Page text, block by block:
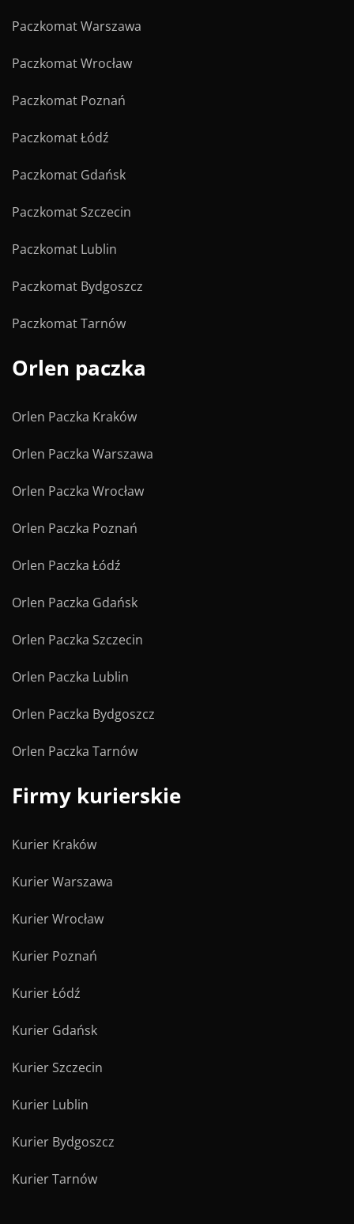
Paczkomat Warszawa
Paczkomat Wrocław
Paczkomat Poznań
Paczkomat Łódź
Paczkomat Gdańsk
Paczkomat Szczecin
Paczkomat Lublin
Paczkomat Bydgoszcz
Paczkomat Tarnów
Orlen paczka
Orlen Paczka Kraków
Orlen Paczka Warszawa
Orlen Paczka Wrocław
Orlen Paczka Poznań
Orlen Paczka Łódź
Orlen Paczka Gdańsk
Orlen Paczka Szczecin
Orlen Paczka Lublin
Orlen Paczka Bydgoszcz
Orlen Paczka Tarnów
Firmy kurierskie
Kurier Kraków
Kurier Warszawa
Kurier Wrocław
Kurier Poznań
Kurier Łódź
Kurier Gdańsk
Kurier Szczecin
Kurier Lublin
Kurier Bydgoszcz
Kurier Tarnów